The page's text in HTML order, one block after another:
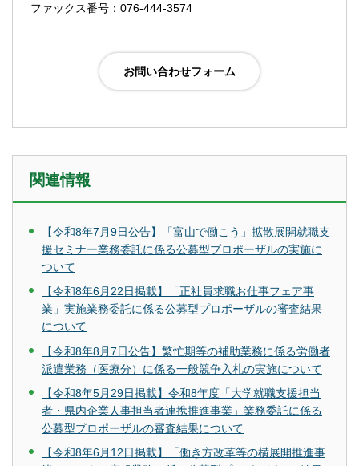
ファックス番号：076-444-3574
関連情報
【令和8年7月9日公告】「富山で働こう」拡散展開就職支
援セミナー業務委託に係る公募型プロポーザルの実施に
ついて
【令和8年6月22日掲載】「正社員求職お仕事フェア事
業」実施業務委託に係る公募型プロポーザルの審査結果
について
【令和8年8月7日公告】繁忙期等の補助業務に係る労働者
派遣業務（医療分）に係る一般競争入札の実施について
【令和8年5⽉29⽇掲載】令和8年度「⼤学就職⽀援担当
者・県内企業⼈事担当者連携推進事業」業務委託に係る
公募型プロポーザルの審査結果について
【令和8年6月12日掲載】「働き方改革等の横展開推進事